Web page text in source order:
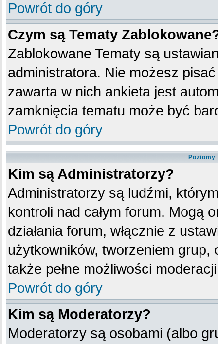
Powrót do góry
Czym są Tematy
Zablokowane Tematy są
administratora. Nie możesz
zawarta w nich ankieta jest
zamknięcia tematu może być
Powrót do góry
Kim są Administratorzy?
Administratorzy są ludźmi,
kontroli nad całym forum. Mogą
działania forum, włącznie z
użytkowników, tworzeniem grup,
także pełne możliwości
Powrót do góry
Kim są Moderatorzy?
Moderatorzy są osobami (albo